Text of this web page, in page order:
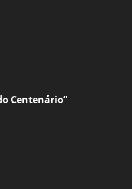
Centenário”